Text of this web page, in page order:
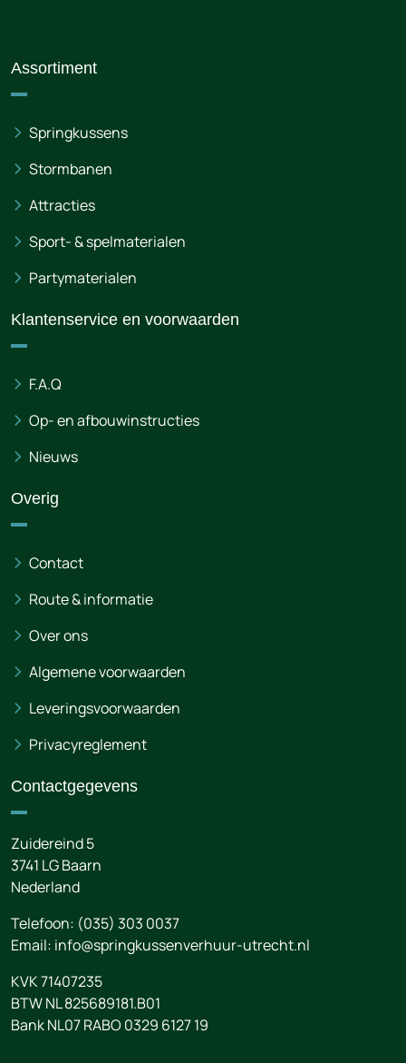
Assortiment
Springkussens
Stormbanen
Attracties
Sport- & spelmaterialen
Partymaterialen
Klantenservice en voorwaarden
F.A.Q
Op- en afbouwinstructies
Nieuws
Overig
Contact
Route & informatie
Over ons
Algemene voorwaarden
Leveringsvoorwaarden
Privacyreglement
Contactgegevens
Zuidereind 5
3741 LGBaarn
Nederland
Telefoon: (035) 303 0037
Email: info@springkussenverhuur-utrecht.nl
KVK 71407235
BTW NL 825689181.B01
Bank NL07 RABO 0329 6127 19